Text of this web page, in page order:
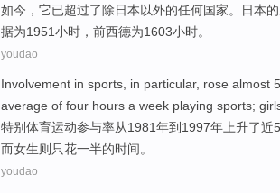
如今 ， 它已超过了除日本以外的任何国家。日本的
据为1951小时， 前西德为1603小时。
youdao
Involvement in sports, in particular, rose almost
average of four hours a week playing sports;
特别体育运动参与率从1981年到 1997年上升了近
而女生则 只花一半的时间。
youdao